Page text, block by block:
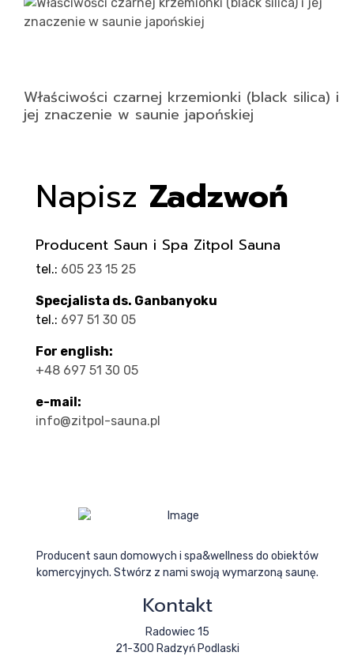
Właściwości czarnej krzemionki (black silica) i
jej znaczenie w saunie japońskiej
Napisz Zadzwoń
Producent Saun i Spa Zitpol Sauna
tel.: 605 23 15 25
Specjalista ds. Ganbanyoku
tel.: 697 51 30 05
For english:
+48 697 51 30 05
e-mail:
info@zitpol-sauna.pl
Producent saun domowych i spa&wellness do obiektów
komercyjnych. Stwórz z nami swoją wymarzoną saunę.
Kontakt
Radowiec 15
21-300 Radzyń Podlaski